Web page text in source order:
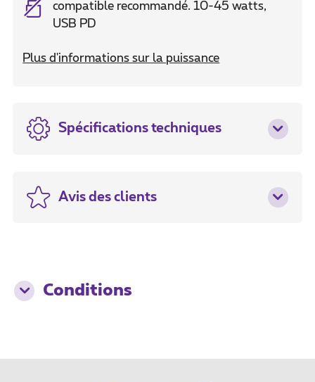
compatible recommandé. 10-45 watts,
USB PD
Plus d'informations sur la puissance
Spécifications techniques
Avis des clients
Conditions